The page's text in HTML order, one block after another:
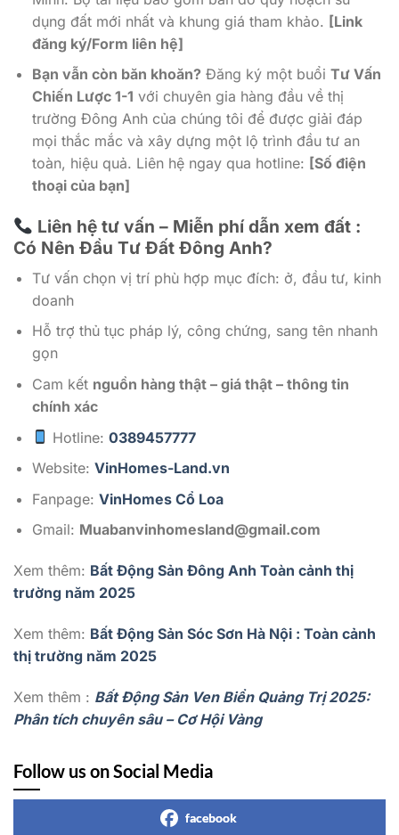
dụng đất mới nhất và khung giá tham khảo. [Link
đăng ký/Form liên hệ]
Bạn vẫn còn băn khoăn? Đăng ký một buổi Tư Vấn
Chiến Lược 1-1 với chuyên gia hàng đầu về thị
trường Đông Anh của chúng tôi để được giải đáp
mọi thắc mắc và xây dựng một lộ trình đầu tư an
toàn, hiệu quả. Liên hệ ngay qua hotline: [Số điện
thoại của bạn]
Liên hệ tư vấn – Miễn phí dẫn xem đất :
Có Nên Đầu Tư Đất Đông Anh?
Tư vấn chọn vị trí phù hợp mục đích: ở, đầu tư, kinh
doanh
Hỗ trợ thủ tục pháp lý, công chứng, sang tên nhanh
gọn
Cam kết nguồn hàng thật – giá thật – thông tin
chính xác
Hotline:0389457777
Website: VinHomes-Land.vn
Fanpage: VinHomes Cổ Loa
Gmail: Muabanvinhomesland@gmail.com
Xem thêm: Bất Động Sản Đông Anh Toàn cảnh thị
trường năm 2025
Xem thêm: Bất Động Sản Sóc Sơn Hà Nội : Toàn cảnh
thị trường năm 2025
Xem thêm : Bất Động Sản Ven Biển Quảng Trị 2025:
Phân tích chuyên sâu – Cơ Hội Vàng
Follow us on Social Media
facebook